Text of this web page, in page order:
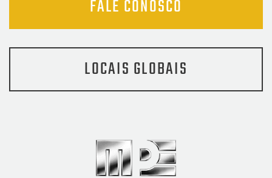
FALE CONOSCO
LOCAIS GLOBAIS